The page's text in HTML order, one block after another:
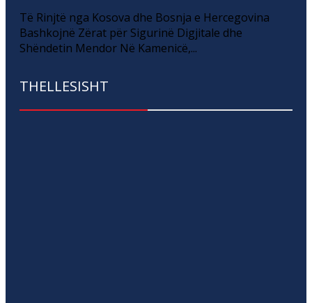
Të Rinjtë nga Kosova dhe Bosnja e Hercegovina
Bashkojnë Zërat për Sigurinë Digjitale dhe
Shëndetin Mendor Në Kamenicë,...
THELLESISHT